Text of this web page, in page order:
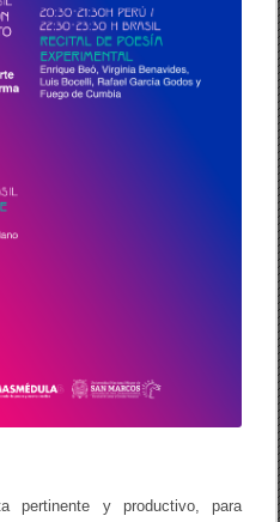
pertinente y productivo, para